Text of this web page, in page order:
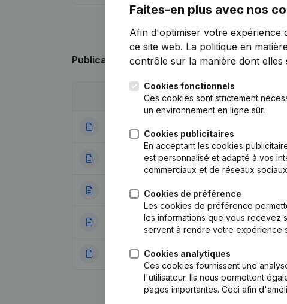
Publicationsde Comote-Tex
Publication
28-02-2020 Siège Social
07-05-2018 Siège Social
08-05-2017 Capital, Actions
02-05-2016 Capital, Actions -
Faites-en plus avec nos
Afin d'optimiser votre expérience
ce site web. La politique en
contrôle sur la manière dont elles
Cookies fonctionnels
Ces cookies sont strictement
un environnement en ligne sûr.
Cookies publicitaires
En acceptant les cookies
est personnalisé et adapté à vos
commerciaux et de réseaux
Cookies de préférence
Les cookies de préférence
les informations que vous recevez
servent à rendre votre expérience
Cookies analytiques
Ces cookies fournissent une
l'utilisateur. Ils nous permettent
pages importantes. Ceci afin